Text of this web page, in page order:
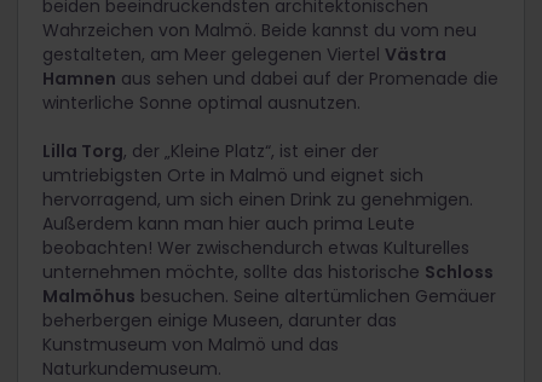
beiden beeindruckendsten architektonischen
Wahrzeichen von Malmö. Beide kannst du vom neu
gestalteten, am Meer gelegenen Viertel Västra
Hamnen aus sehen und dabei auf der Promenade die
winterliche Sonne optimal ausnutzen.
Lilla Torg, der „Kleine Platz“, ist einer der
umtriebigsten Orte in Malmö und eignet sich
hervorragend, um sich einen Drink zu genehmigen.
Außerdem kann man hier auch prima Leute
beobachten! Wer zwischendurch etwas Kulturelles
unternehmen möchte, sollte das historische Schloss
Malmöhus besuchen. Seine altertümlichen Gemäuer
beherbergen einige Museen, darunter das
Kunstmuseum von Malmö und das
Naturkundemuseum.